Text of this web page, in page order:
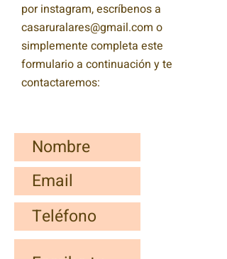
por instagram, escríbenos a
casaruralares@gmail.com o
simplemente completa este
formulario a continuación y te
contactaremos: